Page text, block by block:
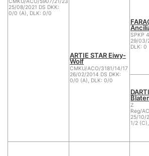
CMKU/ACO/5907/21/23
25/08/2021 DS DKK:
0/0 (A), DLK: 0/0
ARTIE STAR Eiwy-
Wolf
CMKU/ACO/3181/14/17
26/02/2014 DS DKK:
0/0 (A), DLK: 0/0
SPKP
29/03/
DLK: 0
Z
Reg/
25/10/
1/2